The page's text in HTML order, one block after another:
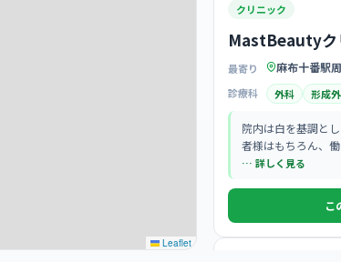
Leaflet
クリニック
MastBeautyク
最寄り 麻布十番駅
診療科 外科 形成
院内は白を基調と
者様はもちろん、
落ち着いたワンラン
… 詳しく見る
こ